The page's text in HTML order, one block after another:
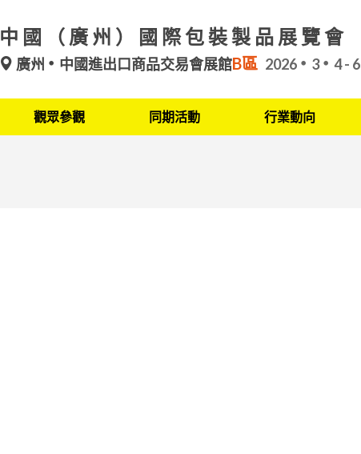
中國（廣州）國際包裝製品展覽會
廣州 中國進出口商品交易會展館B區 2026 3 4 - 6
觀眾參觀 同期活動 行業動向